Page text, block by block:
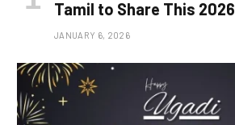
Tamil to Share This 2026
JANUARY 6, 2026